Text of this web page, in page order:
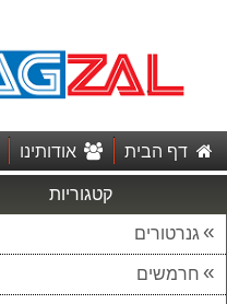
דף הבית אודותינו
קטגוריות
גנרטורים
חרמשים